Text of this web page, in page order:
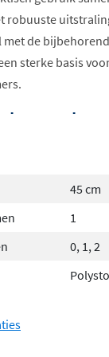
robuuste
met de
sterke basis
meubelwastafel
polystone (glans
zwart)
always open
kraangat, geschikt
45 cm
1
0, 1, 2